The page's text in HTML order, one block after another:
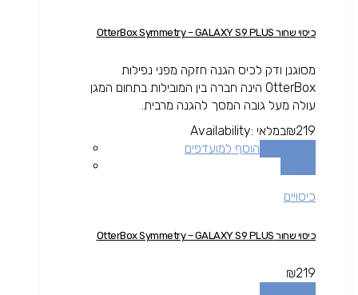
כיסוי שחור OtterBox Symmetry – GALAXY S9 PLUS
מסוגנן ודק לכיס הגנה חזקה מפני נפילות
OtterBox הינה חברה בין המובילות בתחום המגן
עולה מעל גובה המסך להגנה מרבית.
₪219
Availability: במלאי
הוסף למועדפים
כיסויים
כיסוי שחור OtterBox Symmetry – GALAXY S9 PLUS
₪219